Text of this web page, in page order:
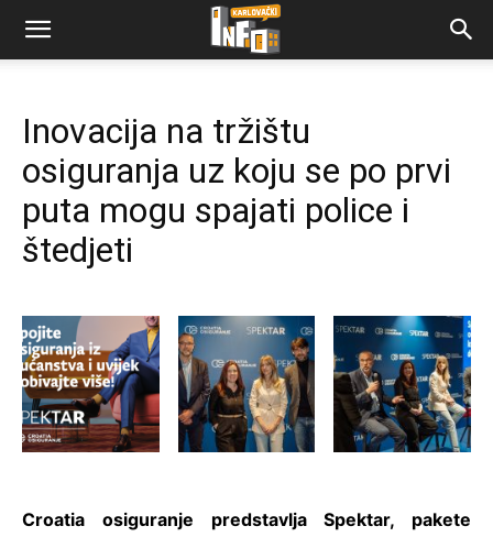
Inovacija na tržištu
osiguranja uz koju se po prvi
puta mogu spajati police i
štedjeti
Croatia osiguranje predstavlja Spektar, pakete